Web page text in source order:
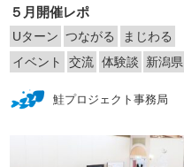
５月開催レポ
Uターン つながる
まじわる
イベント
交流 体験談 新潟県
鮭プロジェクト事務局